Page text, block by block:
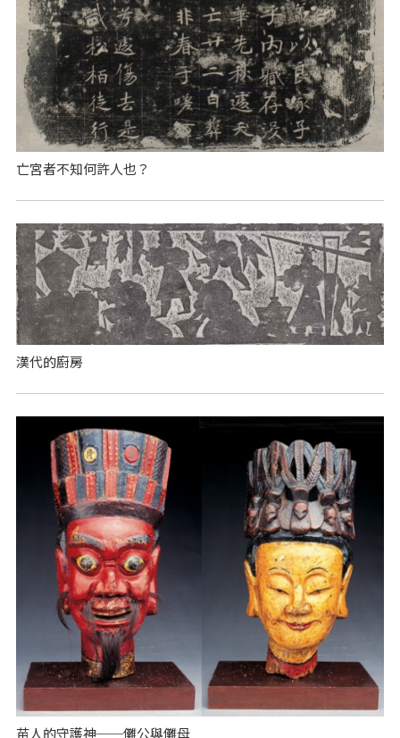
亡宮者不知何許人也？
漢代的廚房
苗人的守護神──儺公與儺母